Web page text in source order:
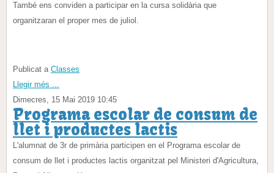
També ens conviden a participar en la cursa solidària que
organitzaran el proper mes de juliol.
Publicat a Classes
Llegir més ...
Dimecres, 15 Mai 2019 10:45
Programa escolar de consum de
llet i productes lactis
L'alumnat de 3r de primària participen en el Programa escolar de
consum de llet i productes lactis organitzat pel Ministeri d'Agricultura,